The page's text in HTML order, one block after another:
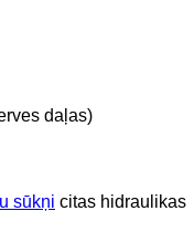
daļas)
sūkņi citas hidraulikas